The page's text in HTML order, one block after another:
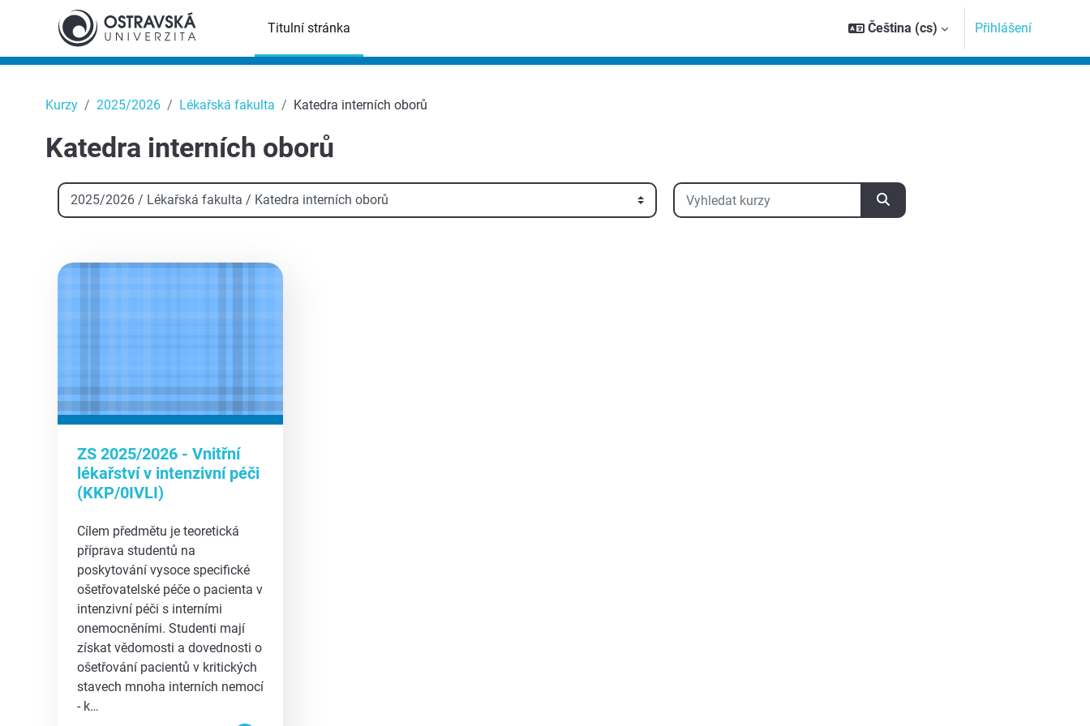
Přejít k hlavnímu obsahu
Titulní stránka
Čeština ‎(cs)‎ Přihlášení
Top
Kurzy 2025/2026 Lékařská fakulta Katedra interních oborů
Katedra interních oborů
Kategorie kurzů Vyhledat kurzy
Vyhledat kurzy
aa
ZS 2025/2026 - Vnitřní
lékařství v intenzivní péči
(KKP/0IVLI)
Cílem předmětu je teoretická
příprava studentů na
poskytování vysoce specifické
ošetřovatelské péče o pacienta v
intenzivní péči s interními
onemocněními. Studenti mají
získat vědomosti a dovednosti o
ošetřování pacientů v kritických
stavech mnoha interních nemocí
- k…